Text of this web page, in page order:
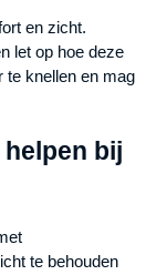
en zicht.
let op hoe deze
te knellen en mag
bij
te behouden